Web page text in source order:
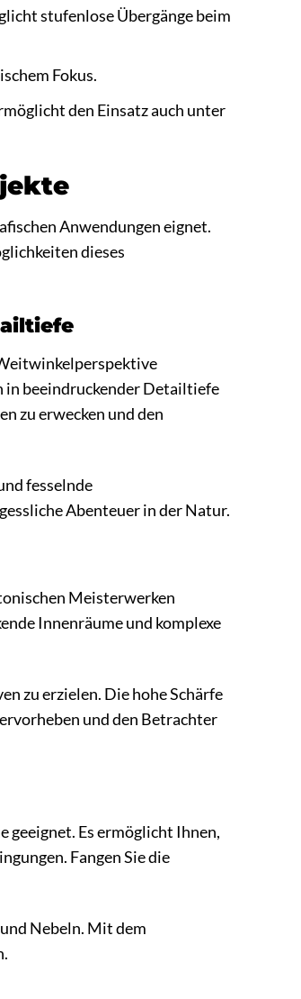
stufenlose Übergänge beim
Fokus.
den Einsatz auch unter
Anwendungen eignet.
dieses
in beeindruckender Detailtiefe
zu erwecken und den
fesselnde
Abenteuer in der Natur.
Meisterwerken
Innenräume und komplexe
zu erzielen. Die hohe Schärfe
und den Betrachter
geeignet. Es ermöglicht Ihnen,
Fangen Sie die
Nebeln. Mit dem